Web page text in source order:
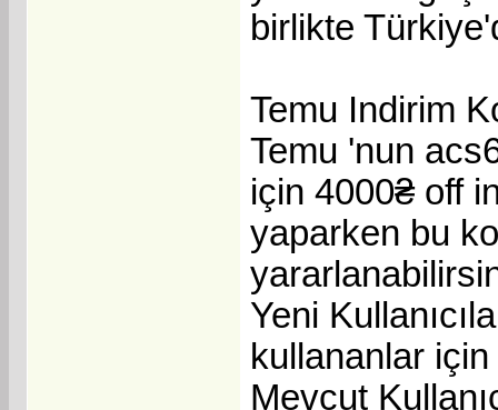
birlikte
Temu Indirim
Temu 'nun
için 4000₴ off
yaparken bu
Yeni
kullananlar
Mevcut